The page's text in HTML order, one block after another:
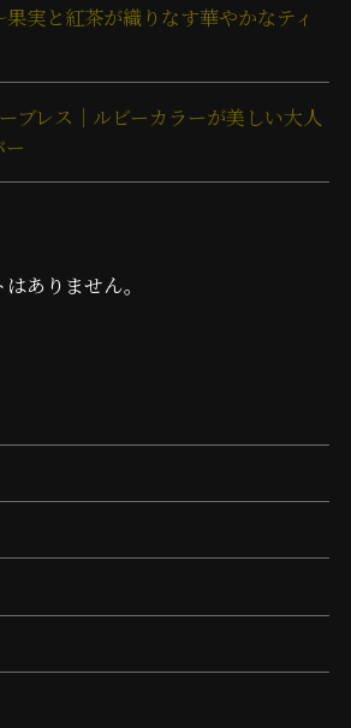
実と紅茶が織りなす華やかなティ
ブレス｜ルビーカラーが美しい大人
ありません。